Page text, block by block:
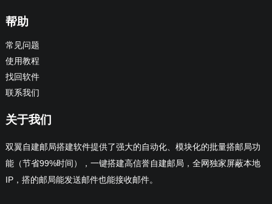
帮助
常见问题
使用教程
找回软件
联系我们
关于我们
双翼自建邮局搭建软件提供了强大的自动化、模块化的批量搭邮局功
能（节省99%时间），一键搭建高信誉自建邮局，全网独家屏蔽本地
IP，搭的邮局能发送邮件也能接收邮件。